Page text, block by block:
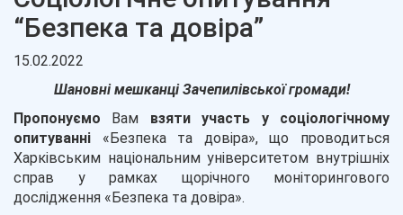
“Безпека та довіра”
15.02.2022
Шановні мешканці Зачепилівської громади!
Пропонуємо Вам взяти участь у соціологічному
опитуванні «Безпека та довіра», що проводиться
Харківським національним університетом внутрішніх
справ у рамках щорічного моніторингового
дослідження «Безпека та довіра».